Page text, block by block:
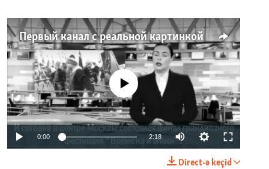
Первый канал с реальной картинкой
No media source currently available
0:00 2:18
Direct-ə keçid